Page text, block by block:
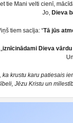
tie Mani velti cienī,
Jo, Dieva
tiem sacīja: “Tā jūs
„iznīcinādami Dieva
krustu karu patiesais
Jēzu Kristu un